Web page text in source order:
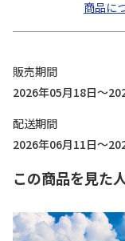
商品に
販売期間
2026年05月18日～
配送期間
2026年06月11日～
この商品を見た